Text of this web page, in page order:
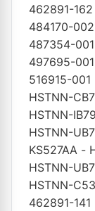
462891-162
484170-002
487354-001
497695-001
516915-001
HSTNN-
HSTNN-IB79
HSTNN-
KS527AA -
HSTNN-
HSTNN-
462891-141